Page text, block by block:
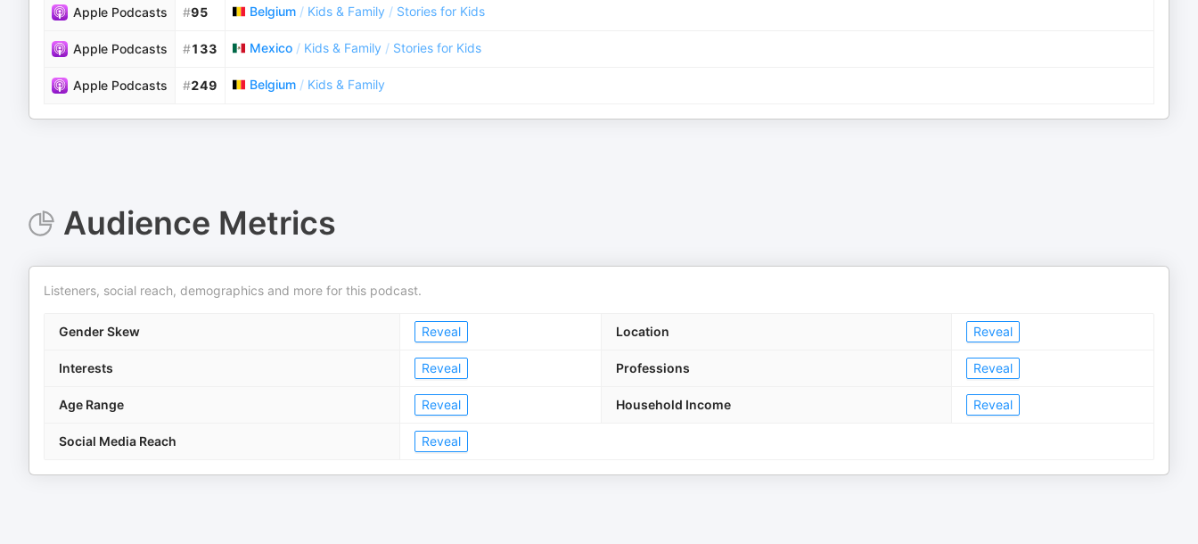
Apple Podcasts #95 Belgium / Kids & Family / Stories for Kids
Apple Podcasts #133 Mexico / Kids & Family / Stories for Kids
Apple Podcasts #249 Belgium / Kids & Family
Audience Metrics
Listeners, social reach, demographics and more for this podcast.
Gender Skew Reveal Location Reveal
Interests Reveal Professions Reveal
Age Range Reveal Household Income Reveal
Social Media Reach Reveal